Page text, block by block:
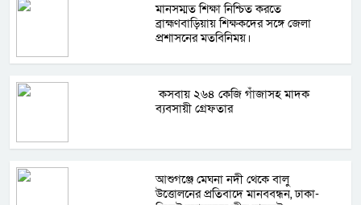
মানসম্মত শিক্ষা নিশ্চিত করতে
ব্রাহ্মণবাড়িয়ায় শিক্ষকদের সঙ্গে জেলা
প্রশাসনের মতবিনিময়।
কসবায় ২৬৪ কেজি গাঁজাসহ মাদক
ব্যবসায়ী গ্রেফতার
আশুগঞ্জে মেঘনা নদী থেকে বালু
উত্তোলনের প্রতিবাদে মানববন্ধন, ঢাকা-